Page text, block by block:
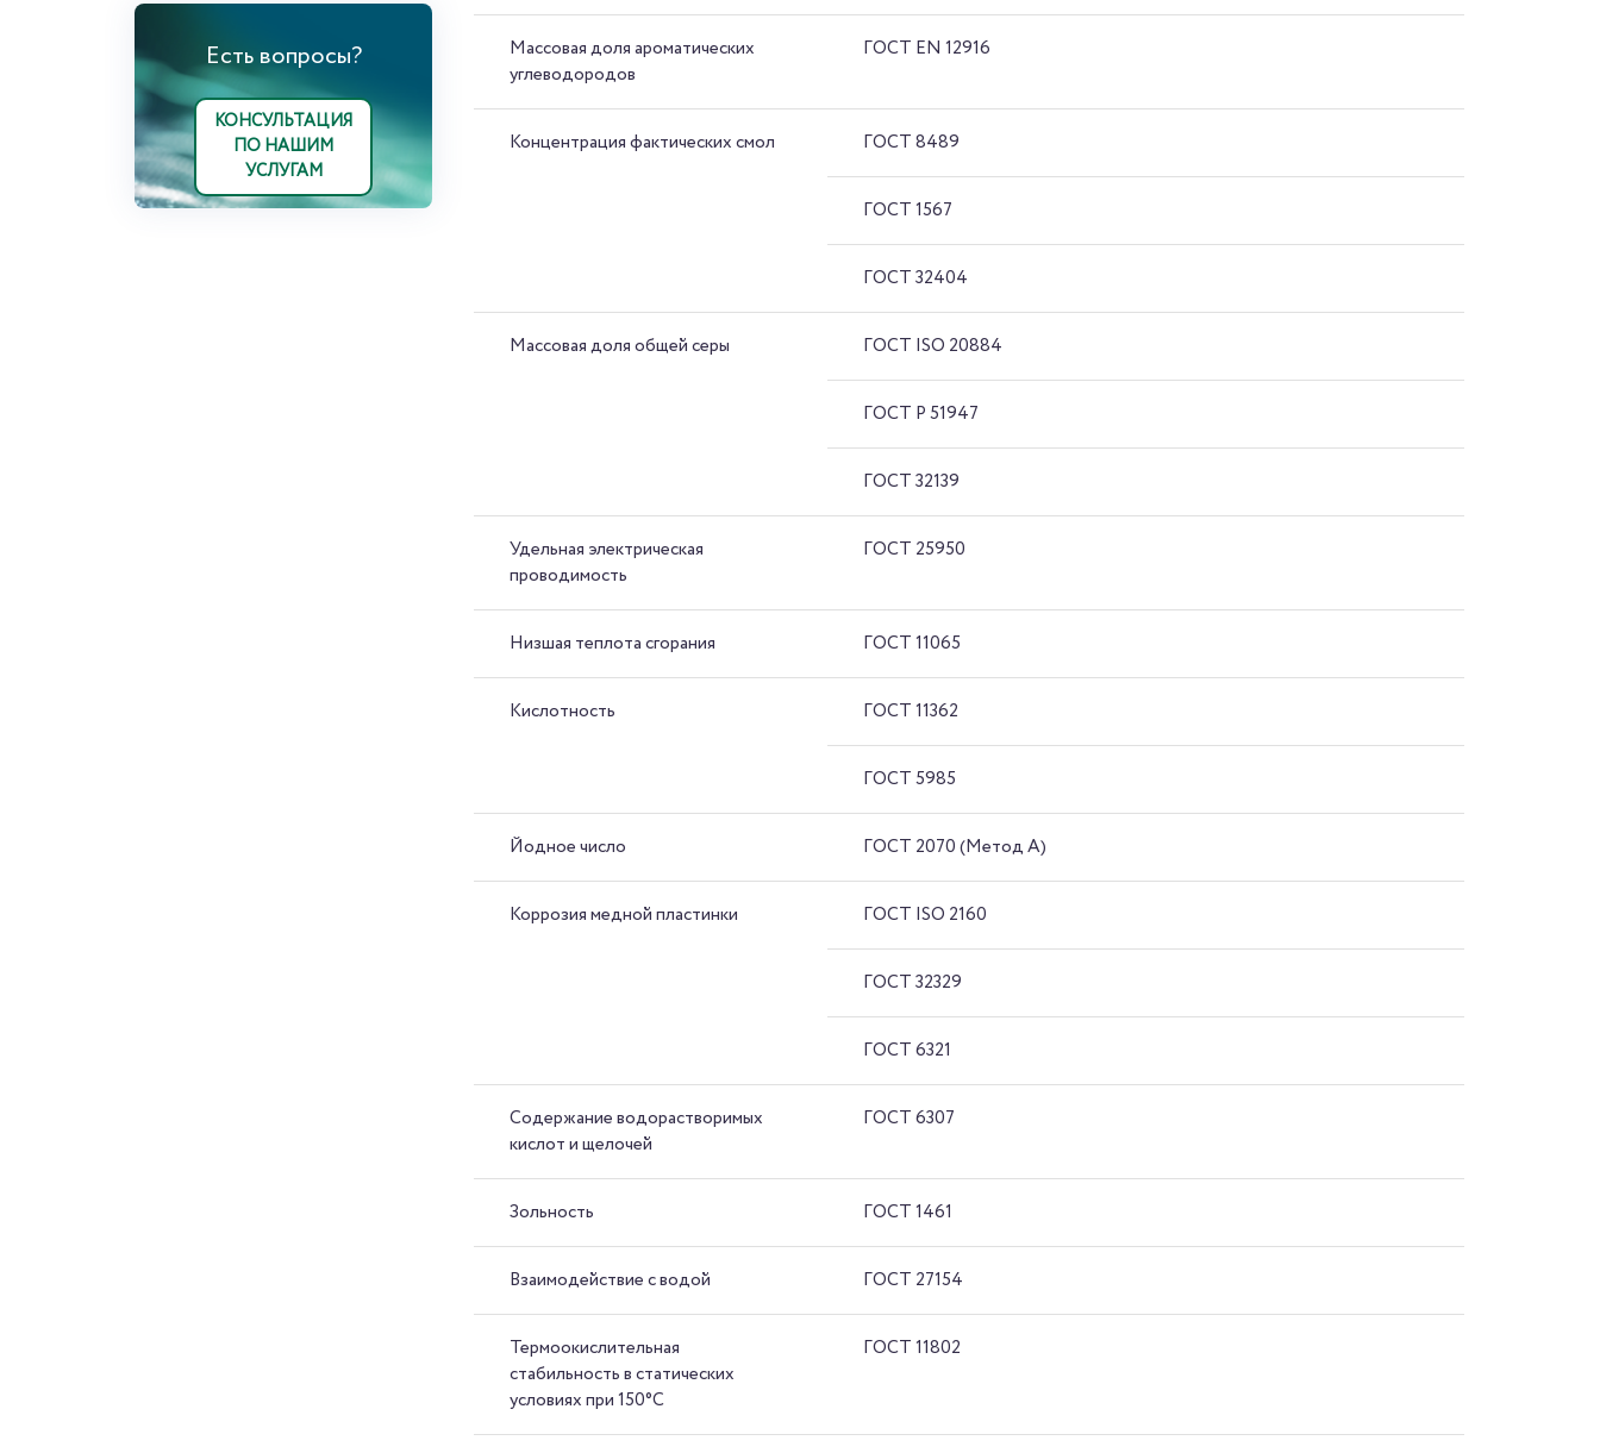
Есть вопросы?
КОНСУЛЬТАЦИЯ
ПО НАШИМ
УСЛУГАМ
Массовая доля ароматических
углеводородов
ГОСТ EN 12916
Концентрация фактических смол ГОСТ 8489
ГОСТ 1567
ГОСТ 32404
Массовая доля общей серы ГОСТ ISO 20884
ГОСТ Р 51947
ГОСТ 32139
Удельная электрическая
проводимость
ГОСТ 25950
Низшая теплота сгорания ГОСТ 11065
Кислотность ГОСТ 11362
ГОСТ 5985
Йодное число ГОСТ 2070 (Метод А)
Коррозия медной пластинки ГОСТ ISO 2160
ГОСТ 32329
ГОСТ 6321
Содержание водорастворимых
кислот и щелочей
ГОСТ 6307
Зольность ГОСТ 1461
Взаимодействие с водой ГОСТ 27154
Термоокислительная
стабильность в статических
условиях при 150°С
ГОСТ 11802